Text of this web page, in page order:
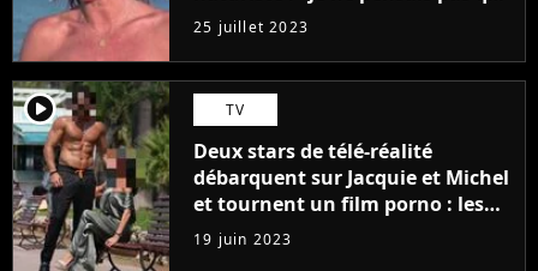
j'arriverais à le faire..."
25 juillet 2023
player2 TV
Deux stars de télé-réalité
débarquent sur Jacquie et Michel
et tournent un film porno : les
premières images du tournage
(exclu)
19 juin 2023